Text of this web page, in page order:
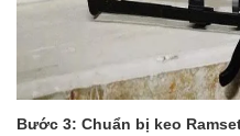
Bước 3: Chuẩn bị keo